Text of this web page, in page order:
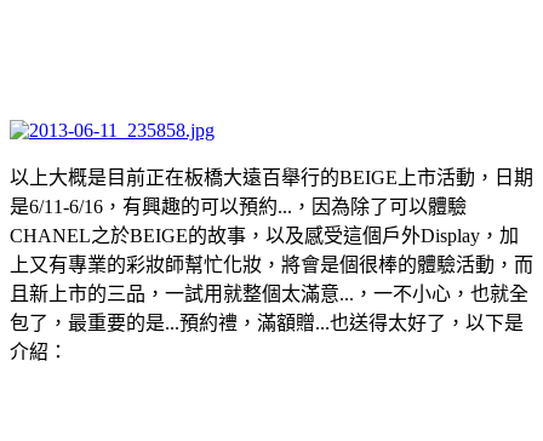
以上大概是目前正在板橋大遠百舉行的BEIGE上市活動，日期
是6/11-6/16，有興趣的可以預約...，因為除了可以體驗
CHANEL之於BEIGE的故事，以及感受這個戶外Display，加
上又有專業的彩妝師幫忙化妝，將會是個很棒的體驗活動，而
且新上市的三品，一試用就整個太滿意...，一不小心，也就全
包了，最重要的是...預約禮，滿額贈...也送得太好了，以下是
介紹：